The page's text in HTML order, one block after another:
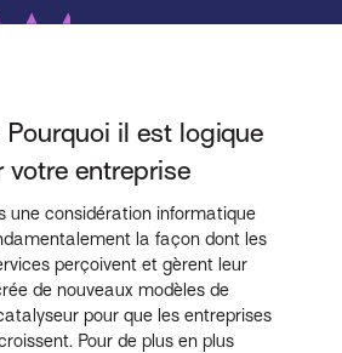
Pourquoi il est logique
votre entreprise
une considération informatique
la façon dont les
perçoivent et gèrent leur
de nouveaux modèles de
pour que les entreprises
Pour de plus en plus